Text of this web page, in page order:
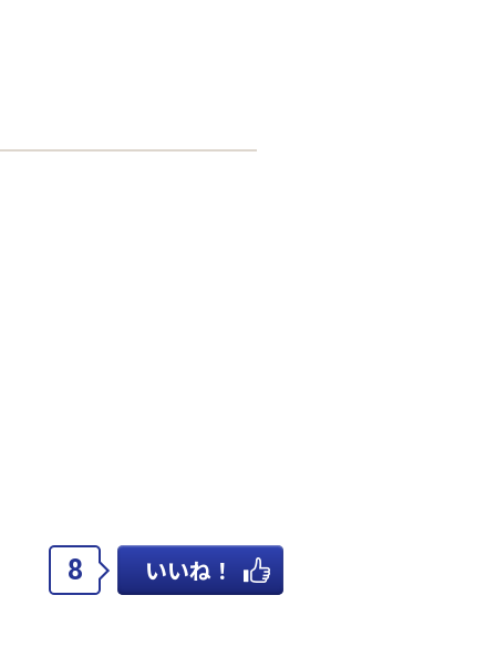
8 いいね！